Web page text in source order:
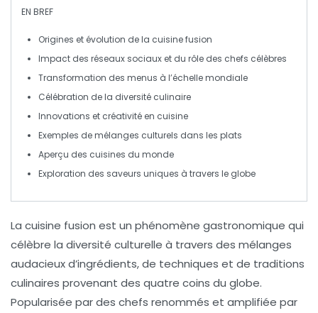
EN BREF
Origines et évolution de la cuisine fusion
Impact des réseaux sociaux et du rôle des chefs célèbres
Transformation des menus à l’échelle mondiale
Célébration de la diversité culinaire
Innovations et créativité en cuisine
Exemples demélanges culturels dans les plats
Aperçu des cuisines du monde
Exploration des saveurs uniques à travers le globe
La cuisine fusion est un phénomène gastronomique qui
célèbre la diversité culturelle à travers des mélanges
audacieux d’ingrédients, de techniques et de traditions
culinaires provenant des quatre coins du globe.
Popularisée par des chefs renommés et amplifiée par